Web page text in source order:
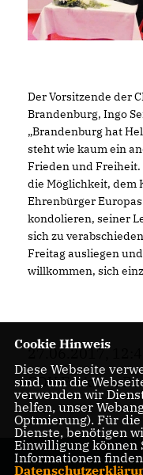
Der Vorsitzende der
Brandenburg, Ingo
Brandenburg hat
steht wie kaum ein
Frieden und Freiheit.
die Möglichkeit, dem
Ehrenbürger
kondolieren, seiner
sich zu
Freitag ausliegen
willkommen, sich
27.06.2017,
CDU Fraktion
Cookie Hinweis
Diese Webseite
sind, um die
verwenden wir
helfen, unser
Optmierung). Für
Dienste, benötigen
Einwilligung können
Informationen